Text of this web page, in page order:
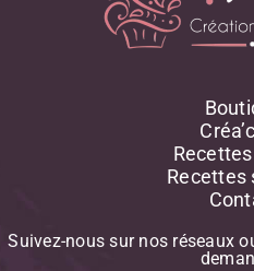
Recettes
Suivez-nous sur nos réseaux